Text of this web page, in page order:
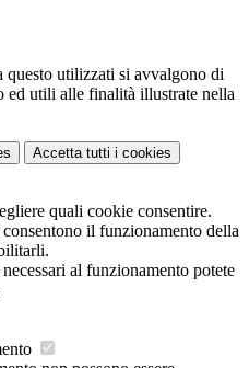
questo utilizzati si avvalgono di
ed utili alle finalità illustrate nella
Accetta tutti i cookies
quali cookie consentire.
il funzionamento della
al funzionamento potete